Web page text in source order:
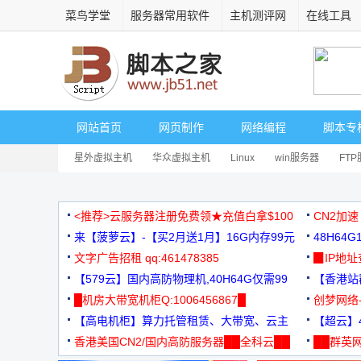
菜鸟学堂 服务器常用软件 主机测评网 在线工具
网站首页 网页制作 网络编程 脚本专
星外虚拟主机 华众虚拟主机 Linux win服务器 FTP
<推荐>云服务器注册免费领★充值白拿$100
CN2加
来【菠萝云】-【买2月送1月】16G内存99元
3000+
文字广告招租 qq:461478385
▉IP地
【579云】国内高防物理机,40H64G仅需99
元
【香港
█机房大带宽机柜Q:1006456867█
创梦网
88元/月
【高电机柜】算力托管租赁、大带宽、云主
机
【超云
香港美国CN2/国内高防服务器██全科云██
██群英